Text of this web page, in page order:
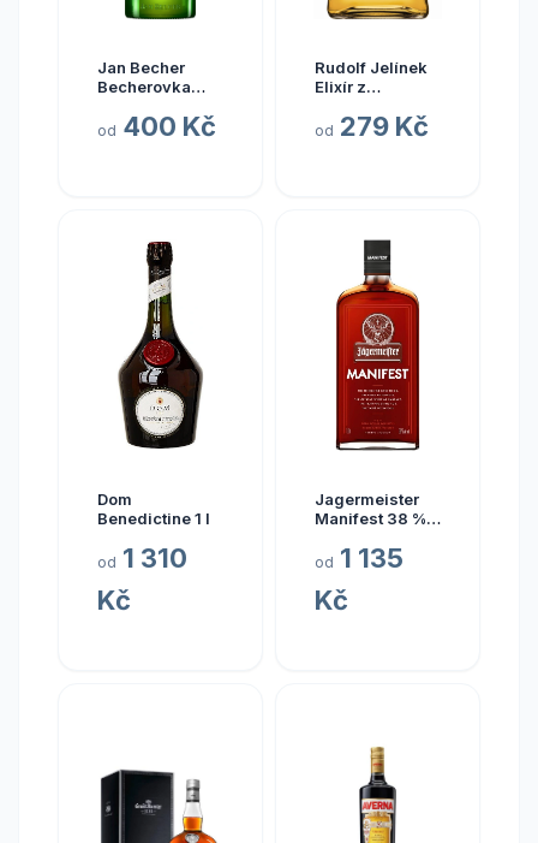
Jan Becher
Becherovka
láhev)
od 400 Kč
Rudolf Jelínek
Elixír z
14,7% 0,7l (holá
od 279 Kč
Dom
Benedictine 1 l
od 1 310
Kč
Jagermeister
Manifest 38 % 1
od 1 135
Kč